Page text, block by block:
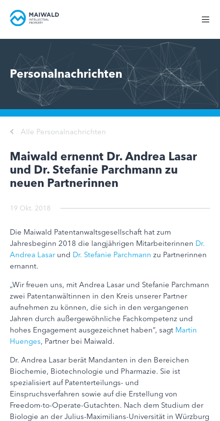
Personalnachrichten
Alle Personalnachrichten
Maiwald ernennt Dr. Andrea Lasar
und Dr. Stefanie Parchmann zu
neuen Partnerinnen
19 Okt. 2018
Die Maiwald Patentanwaltsgesellschaft hat zum
Jahresbeginn 2018 die langjährigen Mitarbeiterinnen Dr.
Andrea Lasarund Dr. Stefanie Parchmann zu Partnerinnen
ernannt.
„Wir freuen uns, mit Andrea Lasar und Stefanie Parchmann
zwei Patentanwältinnen in den Kreis unserer Partner
aufnehmen zu können, die sich in den vergangenen
Jahren durch außergewöhnliche Fachkompetenz und
hohes Engagement ausgezeichnet haben“, sagt Martin
Huenges, Partner bei Maiwald.
Dr. Andrea Lasar berät Mandanten in den Bereichen
Biochemie, Biotechnologie und Pharmazie. Sie ist
spezialisiert auf Patenterteilungs- und
Einspruchsverfahren sowie auf die Erstellung von
Freedom-to-Operate-Gutachten. Nach dem Studium der
Biologie an der Julius-Maximilians-Universität in Würzburg